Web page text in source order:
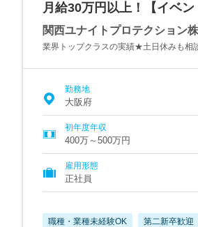
月給30万円以上！【イベ
関西ユナイトプロテクション
業界トップクラスの実績★土日休みも相
勤務地
大阪府
初年度年収
400万～500万円
雇用形態
正社員
職種・業種未経験OK 第二新卒歓迎